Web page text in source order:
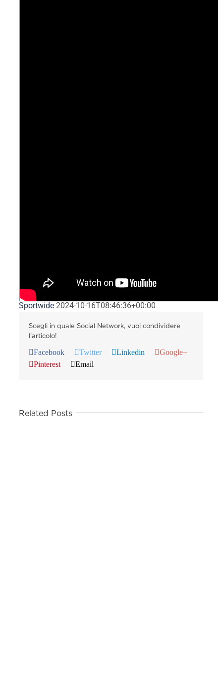
Sportwide 2024-10-16T08:46:36+00:00
Scegli in quale Social Network, vuoi condividere
l'articolo!
Facebook Twitter Linkedin
Google+
Pinterest
Email
Related Posts